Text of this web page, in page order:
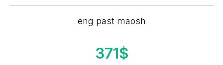
eng past maosh
371$